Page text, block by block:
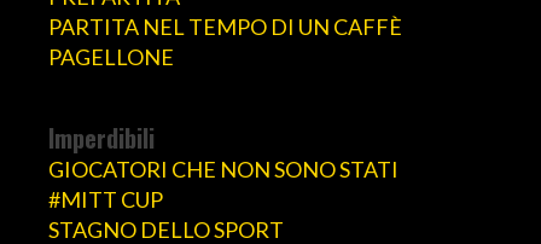
PARTITA NEL TEMPO DI UN CAFFÈ
PAGELLONE
Imperdibili
GIOCATORI CHE NON SONO STATI
#MITT CUP
STAGNO DELLO SPORT